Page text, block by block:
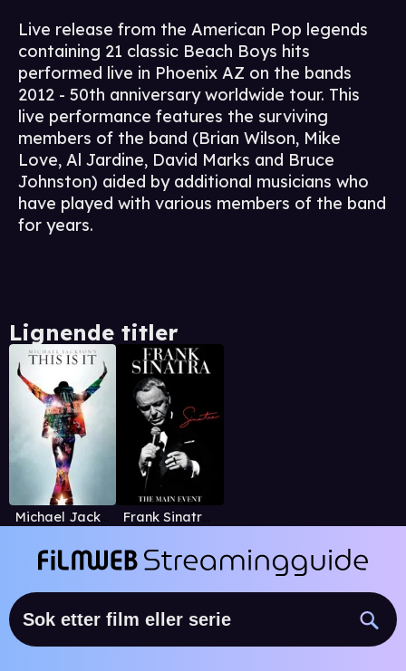
Live release from the American Pop legends
containing 21 classic Beach Boys hits
performed live in Phoenix AZ on the bands
2012 - 50th anniversary worldwide tour. This
live performance features the surviving
members of the band (Brian Wilson, Mike
Love, Al Jardine, David Marks and Bruce
Johnston) aided by additional musicians who
have played with various members of the band
for years.
Lignende titler
Michael Jackson's This Is It Frank Sinatra: The Main Event